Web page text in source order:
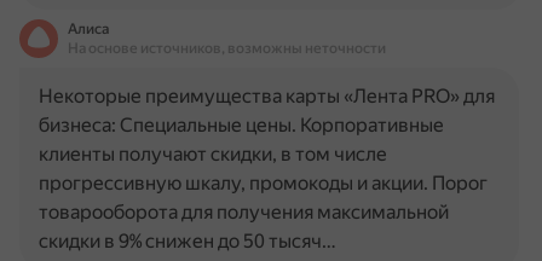
Алиса
На основе источников, возможны неточности
Некоторые преимущества карты «Лента PRO» для
бизнеса: Специальные цены. Корпоративные
клиенты получают скидки, в том числе
прогрессивную шкалу, промокоды и акции. Порог
товарооборота для получения максимальной
скидки в 9% снижен до 50 тысяч…